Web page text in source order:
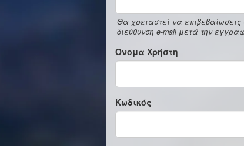
Θα χρειαστεί να επιβεβαίωσεις
διεύθυνση e-mail μετά την
Όνομα Χρήστη
Κωδικός